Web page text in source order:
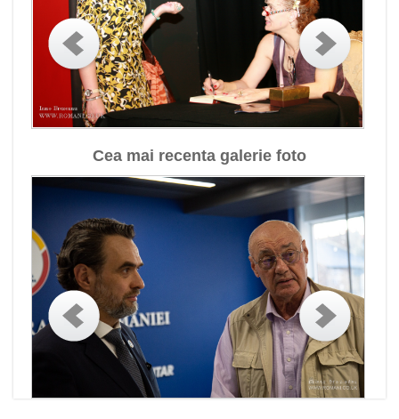
Cea mai recenta galerie foto